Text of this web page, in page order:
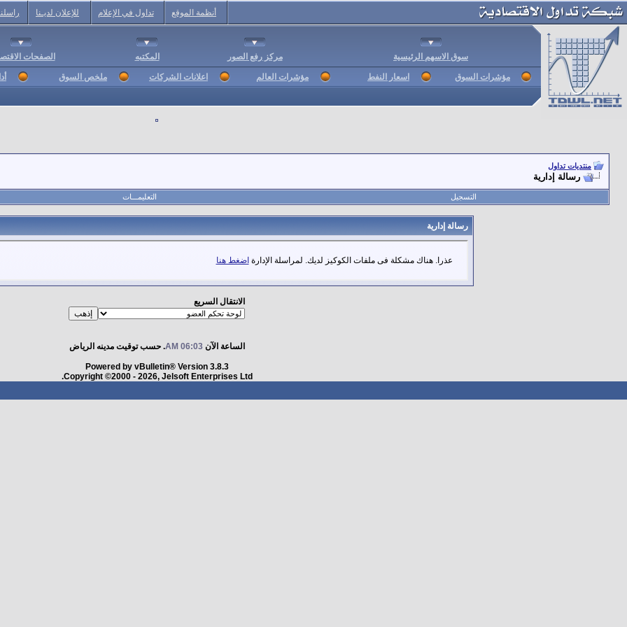
أنظمة الموقع تداول في الإعلام للإعلان لديـنا
سوق الاسهم الرئيسية مركز رفع الصور المكتبه الصفحات
مؤشرات السوق اسعار النفط مؤشرات العالم اعلانات الشركات ملخص السوق
منتديات تداول
رسالة إدارية
التسجيل التعليمـــات
رسالة إدارية
عذرا. هناك مشكلة فى ملفات الكوكيز لديك. لمراسلة الإدارة اضغط هنا
الانتقال السريع
الساعة الآن06:03 AM . حسب توقيت مدينه الرياض
Powered by vBulletin® Version 3.8.3
Copyright ©2000 - 2026, Jelsoft Enterprises Ltd.